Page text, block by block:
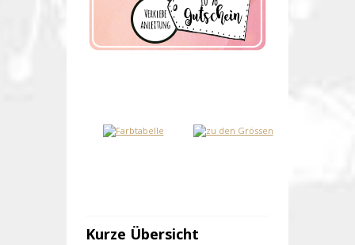
Kurze Übersicht